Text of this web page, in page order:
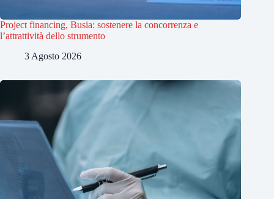
Project financing, Busia: sostenere la concorrenza e
l’attrattività dello strumento
3 Agosto 2026